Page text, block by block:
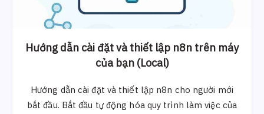
Hướng dẫn cài đặt và thiết lập n8n trên máy
của bạn (Local)
Hướng dẫn cài đặt và thiết lập n8n cho người mới
bắt đầu. Bắt đầu tự động hóa quy trình làm việc của